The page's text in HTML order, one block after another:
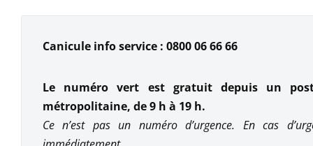
Canicule info service : 0800 06 66 66
Le numéro vert est gratuit depuis un
métropolitaine, de 9 h à 19 h.
Ce n’est pas un numéro d’urgence. En cas